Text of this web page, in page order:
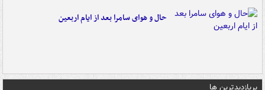
حال و هوای سامرا بعد از ایام اربعین
پربازدیدترین ها